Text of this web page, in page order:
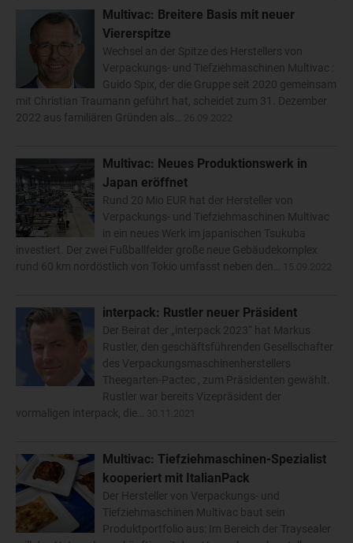
Multivac: Breitere Basis mit neuer
Viererspitze
Wechsel an der Spitze des Herstellers von
Verpackungs- und Tiefziehmaschinen Multivac :
Guido Spix, der die Gruppe seit 2020 gemeinsam
mit Christian Traumann geführt hat, scheidet zum 31. Dezember
2022 aus familiären Gründen als…
Multivac: Neues Produktionswerk in
Japan eröffnet
Rund 20 Mio EUR hat der Hersteller von
Verpackungs- und Tiefziehmaschinen Multivac
in ein neues Werk im japanischen Tsukuba
investiert. Der zwei Fußballfelder große neue Gebäudekomplex
rund 60 km nordöstlich von Tokio umfasst neben den…
interpack: Rustler neuer Präsident
Der Beirat der „interpack 2023“ hat Markus
Rustler, den geschäftsführenden Gesellschafter
des Verpackungsmaschinenherstellers
Theegarten-Pactec , zum Präsidenten gewählt.
Rustler war bereits Vizepräsident der
vormaligen interpack, die…
Multivac: Tiefziehmaschinen-Spezialist
kooperiert mit ItalianPack
Der Hersteller von Verpackungs- und
Tiefziehmaschinen Multivac baut sein
Produktportfolio aus: Im Bereich der Traysealer